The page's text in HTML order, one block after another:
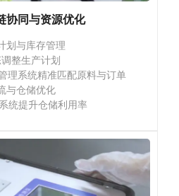
协同与资源优化
划与库存管理
整生产计划
理系统精准匹配原料与订单
与仓储优化
统提升仓储利用率